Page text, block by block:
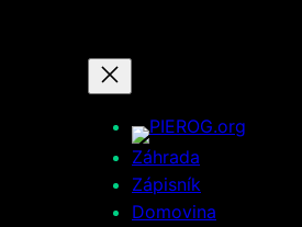
Záhrada
Zápisník
Domovina